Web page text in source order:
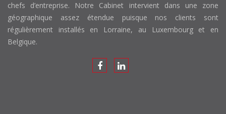
chefs d’entreprise. Notre Cabinet intervient dans une zone
géographique assez étendue puisque nos clients sont
régulièrement installés en Lorraine, au Luxembourg et en
Belgique.